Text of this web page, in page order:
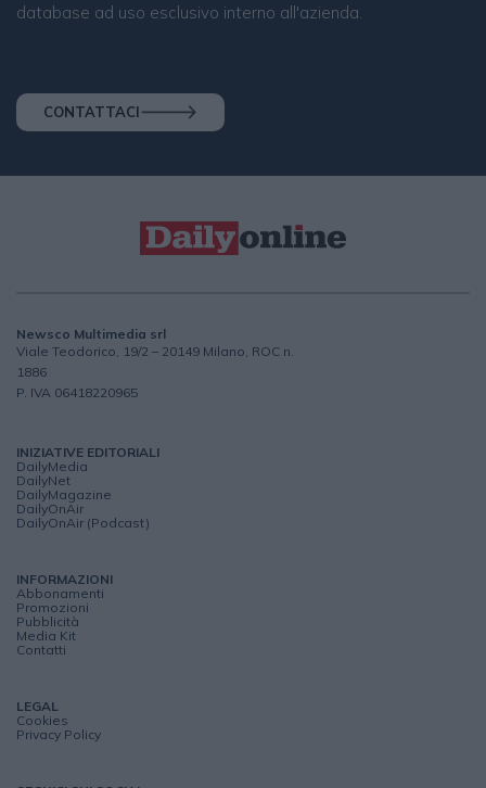
database ad uso esclusivo interno all'azienda.
CONTATTACI
Newsco Multimedia srl
Viale Teodorico, 19/2 – 20149 Milano, ROC n.
1886
P. IVA 06418220965
INIZIATIVE EDITORIALI
DailyMedia
DailyNet
DailyMagazine
DailyOnAir
DailyOnAir (Podcast)
INFORMAZIONI
Abbonamenti
Promozioni
Pubblicità
Media Kit
Contatti
LEGAL
Cookies
Privacy Policy